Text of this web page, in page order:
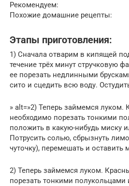
Рекомендуем:
Похожие домашние рецепты:
Этапы приготовления:
1) Сначала отварим в кипящей
течение трёх минут стручковую
ее порезать недлинными
сито и сцедить всю воду.
» alt=»2) Теперь займемся луком.
необходимо порезать тонкими
положить в какую-нибудь миску
Потрусить солью, сбрызнуть
чуточку), перемешать и оставить
2) Теперь займемся луком.
порезать тонкими